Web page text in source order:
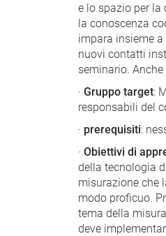
e lo spazio per la
la conoscenza
impara insieme
nuovi contatti
seminario.
· Gruppo target:
responsabili del
· prerequisiti:
· Obiettivi di
della tecnologia
misurazione che
modo proficuo.
tema della
deve